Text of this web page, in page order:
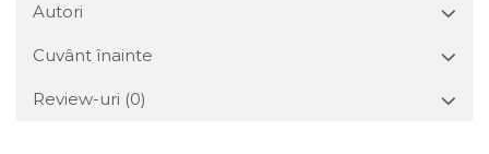
Autori
Cuvânt înainte
Review-uri (0)